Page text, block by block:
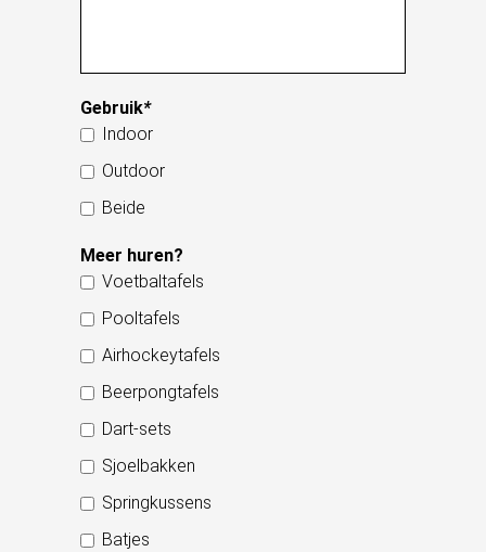
Gebruik*
Indoor
Outdoor
Beide
Meer huren?
Voetbaltafels
Pooltafels
Airhockeytafels
Beerpongtafels
Dart-sets
Sjoelbakken
Springkussens
Batjes